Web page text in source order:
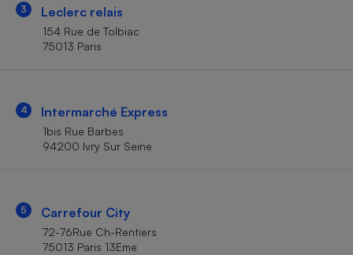
3 Leclerc relais
154 Rue de Tolbiac
75013 Paris
4 Intermarché Express
1bis Rue Barbes
94200 Ivry Sur Seine
5 Carrefour City
72-76Rue Ch-Rentiers
75013 Paris 13Eme